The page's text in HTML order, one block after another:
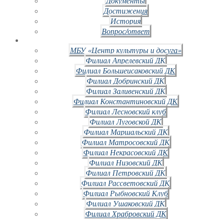
Достижения
История
Вопрос/ответ
МБУ «Центр культуры и досуга»
Филиал Апрелевский ДК
Филиал Большеисаковский ДК
Филиал Добринский ДК
Филиал Заливенский ДК
Филиал Константиновский ДК
Филиал Лесновский клуб
Филиал Луговской ДК
Филиал Маршальский ДК
Филиал Матросовский ДК
Филиал Некрасовский ДК
Филиал Низовский ДК
Филиал Петровский ДК
Филиал Рассветовский ДК
Филиал Рыбновский Клуб
Филиал Ушаковский ДК
Филиал Храбровский ДК